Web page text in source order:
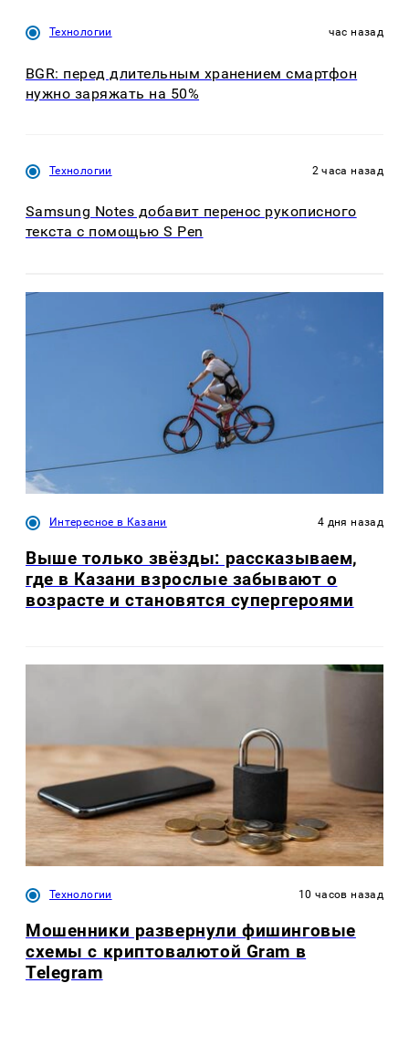
Технологии час назад
BGR: перед длительным хранением смартфон
нужно заряжать на 50%
Технологии 2 часа назад
Samsung Notes добавит перенос рукописного
текста с помощью S Pen
Интересное в Казани 4 дня назад
Выше только звёзды: рассказываем,
где в Казани взрослые забывают о
возрасте и становятся супергероями
Технологии 10 часов назад
Мошенники развернули фишинговые
схемы с криптовалютой Gram в
Telegram